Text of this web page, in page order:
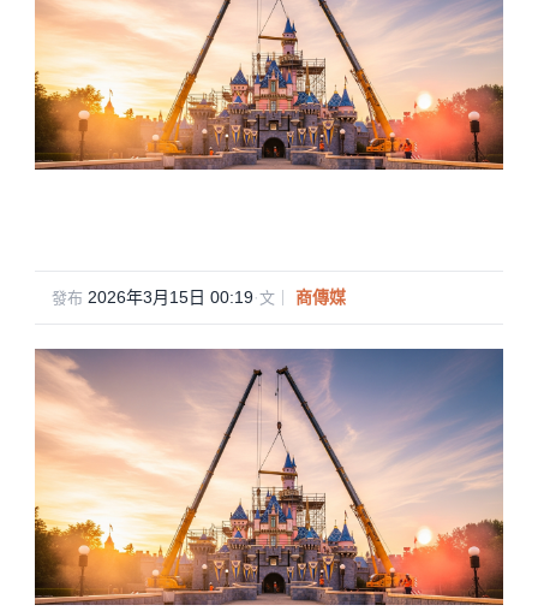
發布 2026年3月15日 00:19·文｜ 商傳媒